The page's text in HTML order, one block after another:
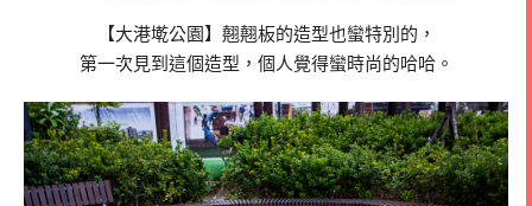
【大港墘公園】翹翹板的造型也蠻特別的，
第一次見到這個造型，個人覺得蠻時尚的哈哈。